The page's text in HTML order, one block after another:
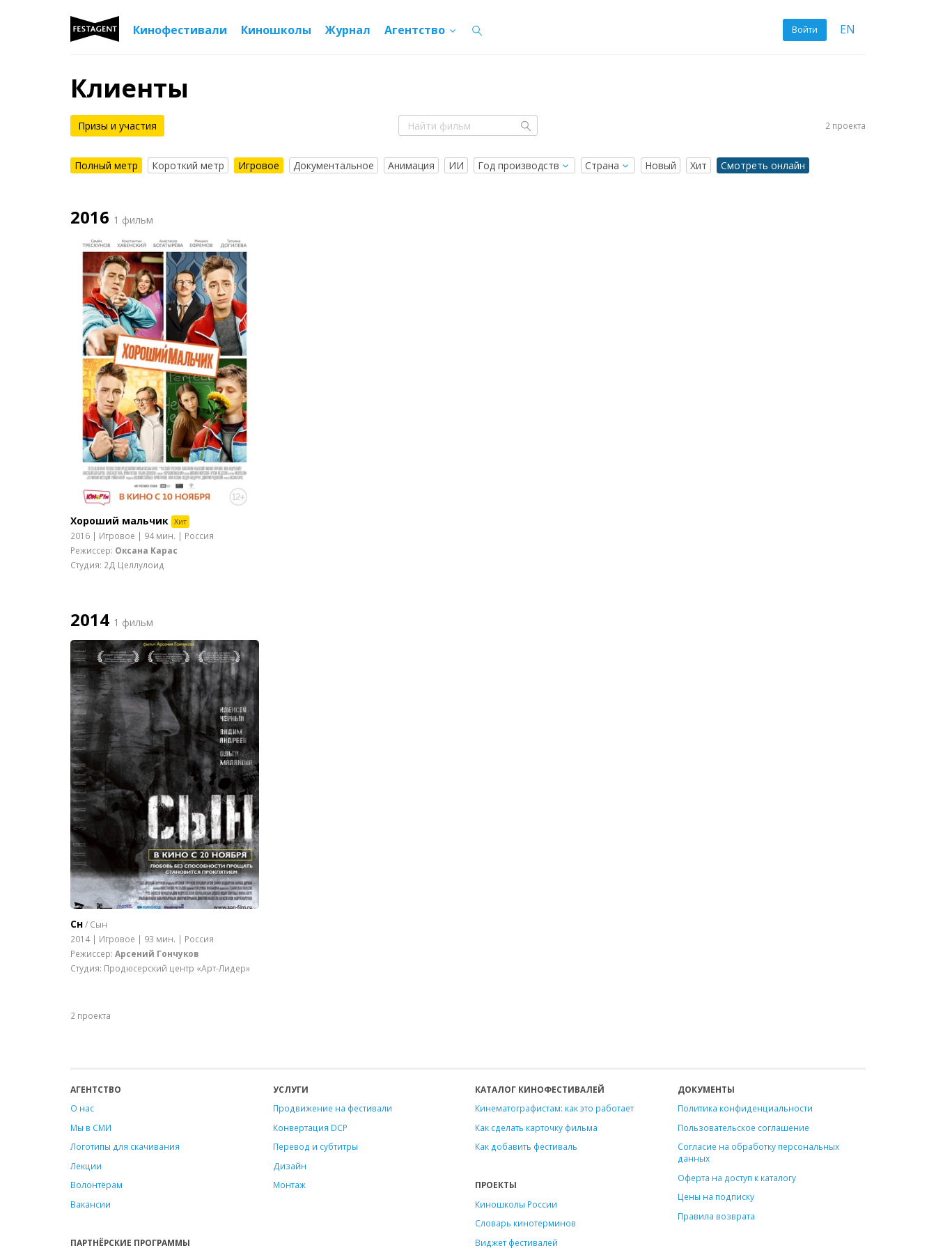
Войти EN
Кинофестивали Киношколы Журнал Агентство
Клиенты
Призы и участия 2 проекта
Полный метр Короткий метр Игровое Документальное Анимация ИИ Новый Хит Смотреть онлайн
2016 1 фильм
Хороший мальчик Хит
2016 | Игровое | 94 мин. | Россия
Режиссер: Оксана Карас
Студия: 2Д Целлулоид
2014 1 фильм
Сн/ Сын
2014 | Игровое | 93 мин. | Россия
Режиссер: Арсений Гончуков
Студия: Продюсерский центр «Арт-Лидер»
2 проекта
АГЕНТСТВО
О нас
Мы в СМИ
Логотипы для скачивания
Лекции
Волонтёрам
Вакансии
ПАРТНЁРСКИЕ ПРОГРАММЫ
УСЛУГИ
Продвижение на фестивали
Конвертация DCP
Перевод и субтитры
Дизайн
Монтаж
КАТАЛОГ КИНОФЕСТИВАЛЕЙ
Кинематографистам: как это работает
Как сделать карточку фильма
Как добавить фестиваль
ПРОЕКТЫ
Киношколы России
Словарь кинотерминов
Виджет фестивалей
ДОКУМЕНТЫ
Политика конфиденциальности
Пользовательское соглашение
Согласие на обработку персональных
данных
Оферта на доступ к каталогу
Цены на подписку
Правила возврата